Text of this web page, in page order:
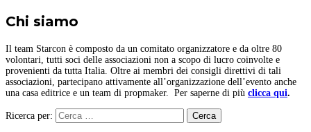
Chi siamo
Il team Starcon è composto da un comitato organizzatore e da oltre 80
volontari, tutti soci delle associazioni non a scopo di lucro coinvolte e
provenienti da tutta Italia. Oltre ai membri dei consigli direttivi di tali
associazioni, partecipano attivamente all’organizzazione dell’evento anche
una casa editrice e un team di propmaker. Per saperne di più clicca qui.
Ricerca per: